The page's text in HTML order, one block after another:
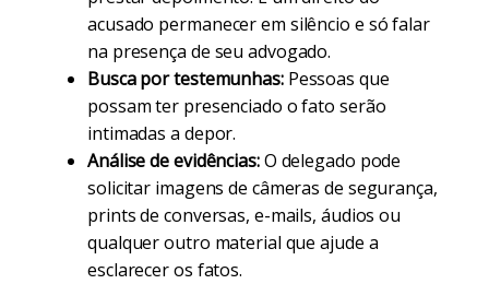
acusado permanecer em silêncio e só falar
na presença de seu advogado.
Busca por testemunhas:Pessoas que
possam ter presenciado o fato serão
intimadas a depor.
Análise de evidências:O delegado pode
solicitar imagens de câmeras de segurança,
prints de conversas, e-mails, áudios ou
qualquer outro material que ajude a
esclarecer os fatos.